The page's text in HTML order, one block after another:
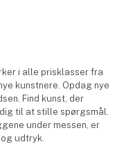
i alle prisklasser fra
kunstnere. Opdag nye
Find kunst, der
til at stille spørgsmål.
under messen, er
udtryk.